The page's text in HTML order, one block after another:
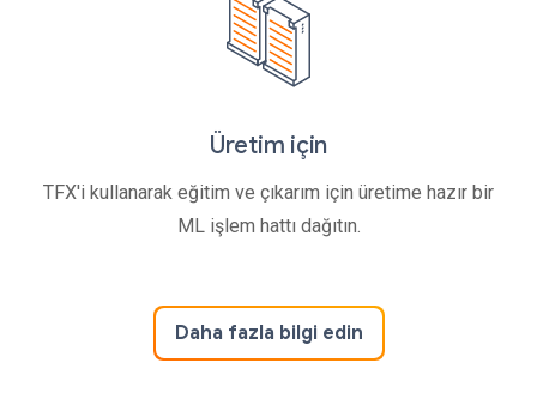
Üretim için
TFX'i kullanarak eğitim ve çıkarım için üretime hazır bir
ML işlem hattı dağıtın.
Daha fazla bilgi edin